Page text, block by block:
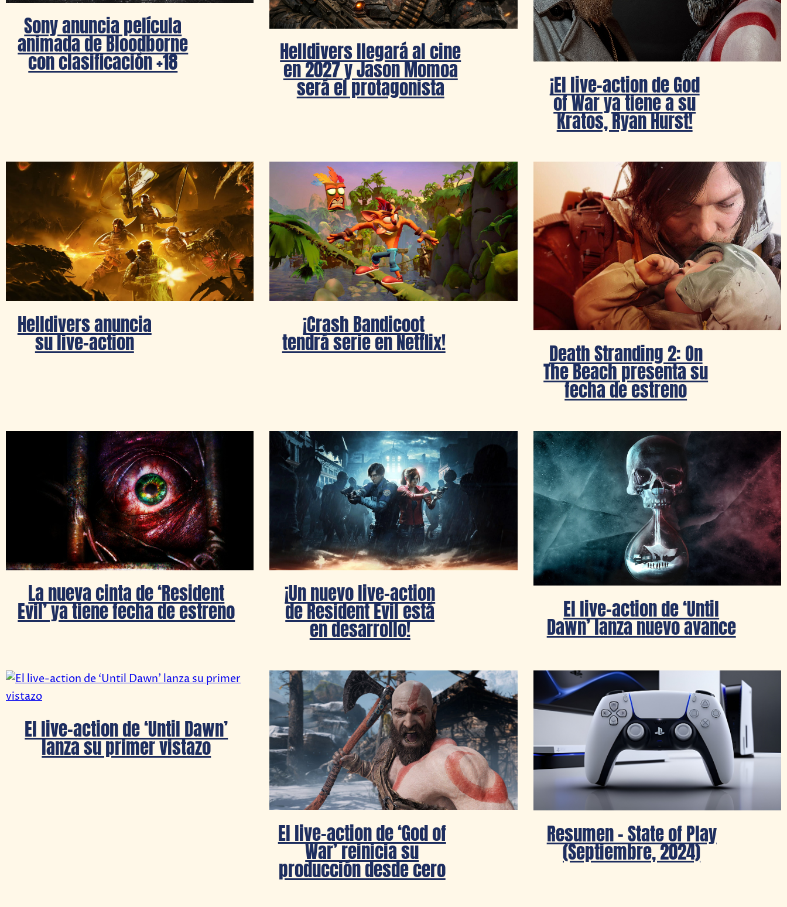
Sony anuncia película
animada de Bloodborne
con clasificación +18 Helldivers llegará al cine
en 2027 y Jason Momoa
será el protagonista ¡El live-action de God
of War ya tiene a su
Kratos, Ryan Hurst!
Helldivers anuncia
su live-action
¡Crash Bandicoot
tendrá serie en Netflix! Death Stranding 2: On
The Beach presenta su
fecha de estreno
La nueva cinta de ‘Resident
Evil’ ya tiene fecha de estreno
¡Un nuevo live-action
de Resident Evil está
en desarrollo!
El live-action de ‘Until
Dawn’ lanza nuevo avance
El live-action de ‘Until Dawn’
lanza su primer vistazo
El live-action de ‘God of
War’ reinicia su
producción desde cero
Resumen – State of Play
(Septiembre, 2024)